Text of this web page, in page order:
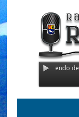
- Transmitiendo desde